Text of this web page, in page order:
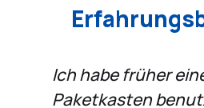
Wenn man mit 2
Hause ist, macht